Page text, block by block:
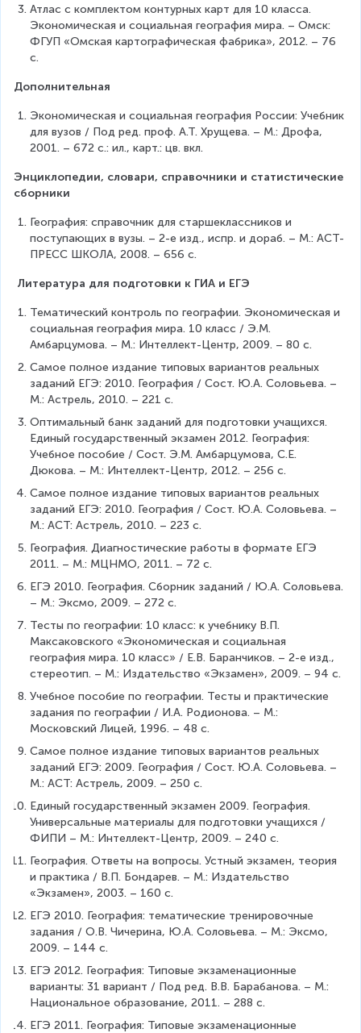
Атлас с комплектом контурных карт для 10 класса.
Экономическая и социальная география мира. – Омск:
ФГУП «Омская картографическая фабрика», 2012. – 76
с.
Дополнительная
Экономическая и социальная география России: Учебник
для вузов / Под ред. проф. А.Т. Хрущева. – М.: Дрофа,
2001. – 672 с.: ил., карт.: цв. вкл.
Энциклопедии, словари, справочники и статистические
сборники
География: справочник для старшеклассников и
поступающих в вузы. – 2-е изд., испр. и дораб. – М.: АСТ-
ПРЕСС ШКОЛА, 2008. – 656 с.
Литература для подготовки к ГИА и ЕГЭ
Тематический контроль по географии. Экономическая и
социальная география мира. 10 класс / Э.М.
Амбарцумова. – М.: Интеллект-Центр, 2009. – 80 с.
Самое полное издание типовых вариантов реальных
заданий ЕГЭ: 2010. География / Сост. Ю.А. Соловьева. –
М.: Астрель, 2010. – 221 с.
Оптимальный банк заданий для подготовки учащихся.
Единый государственный экзамен 2012. География:
Учебное пособие / Сост. Э.М. Амбарцумова, С.Е.
Дюкова. – М.: Интеллект-Центр, 2012. – 256 с.
Самое полное издание типовых вариантов реальных
заданий ЕГЭ: 2010. География / Сост. Ю.А. Соловьева. –
М.: АСТ: Астрель, 2010. – 223 с.
География. Диагностические работы в формате ЕГЭ
2011. – М.: МЦНМО, 2011. – 72 с.
ЕГЭ 2010. География. Сборник заданий / Ю.А. Соловьева.
– М.: Эксмо, 2009. – 272 с.
Тесты по географии: 10 класс: к учебнику В.П.
Максаковского «Экономическая и социальная
география мира. 10 класс» / Е.В. Баранчиков. – 2-е изд.,
стереотип. – М.: Издательство «Экзамен», 2009. – 94 с.
Учебное пособие по географии. Тесты и практические
задания по географии / И.А. Родионова. – М.:
Московский Лицей, 1996. – 48 с.
Самое полное издание типовых вариантов реальных
заданий ЕГЭ: 2009. География / Сост. Ю.А. Соловьева. –
М.: АСТ: Астрель, 2009. – 250 с.
Единый государственный экзамен 2009. География.
Универсальные материалы для подготовки учащихся /
ФИПИ – М.: Интеллект-Центр, 2009. – 240 с.
География. Ответы на вопросы. Устный экзамен, теория
и практика / В.П. Бондарев. – М.: Издательство
«Экзамен», 2003. – 160 с.
ЕГЭ 2010. География: тематические тренировочные
задания / О.В. Чичерина, Ю.А. Соловьева. – М.: Эксмо,
2009. – 144 с.
ЕГЭ 2012. География: Типовые экзаменационные
варианты: 31 вариант / Под ред. В.В. Барабанова. – М.:
Национальное образование, 2011. – 288 с.
ЕГЭ 2011. География: Типовые экзаменационные